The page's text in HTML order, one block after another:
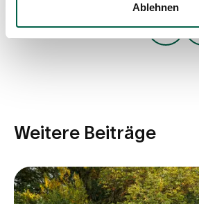
Ablehnen
Weitere Beiträge